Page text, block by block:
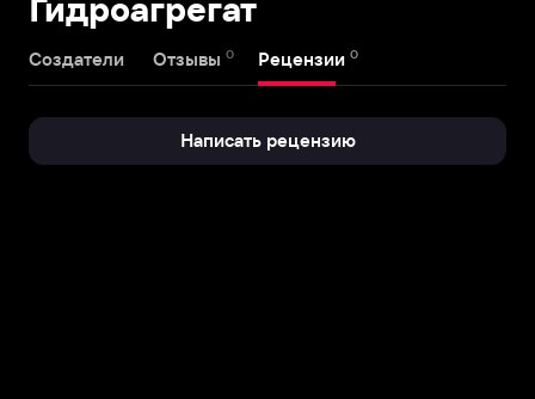
Гидроагрегат
Создатели Отзывы 0 Рецензии 0
Написать рецензию